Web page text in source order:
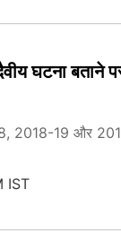
घटना बताने
2018-19 और
IST